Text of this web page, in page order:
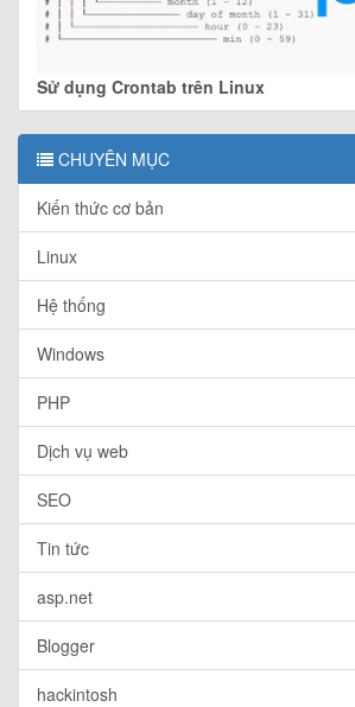
Sử dụng Crontab trên Linux
CHUYÊN MỤC
Kiến thức cơ bản
Linux
Hệ thống
Windows
PHP
Dịch vụ web
SEO
Tin tức
asp.net
Blogger
hackintosh